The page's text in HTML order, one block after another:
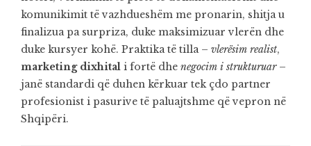
komunikimit të vazhdueshëm me pronarin, shitja u
finalizua pa surpriza, duke maksimizuar vlerën dhe
duke kursyer kohë. Praktika të tilla – vlerësim realist,
marketing dixhital i fortë dhe negocim i strukturuar–
janë standardi që duhen kërkuar tek çdo partner
profesionist i pasurive të paluajtshme që vepron në
Shqipëri.